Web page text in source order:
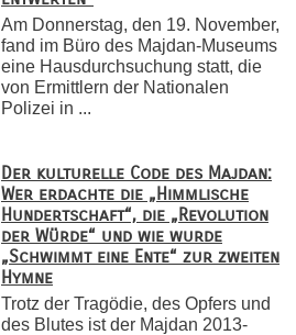
Am Donnerstag, den 19. November,
fand im Büro des Majdan-Museums
eine Hausdurchsuchung statt, die
von Ermittlern der Nationalen
Polizei in ...
Der kulturelle Code des Majdan:
Wer erdachte die „Himmlische
Hundertschaft“, die „Revolution
der Würde“ und wie wurde
„Schwimmt eine Ente“ zur zweiten
Hymne
Trotz der Tragödie, des Opfers und
des Blutes ist der Majdan 2013-